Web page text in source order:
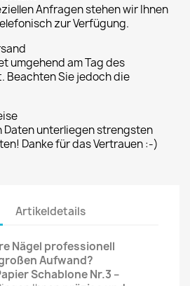
Anfragen stehen wir Ihnen
zur Verfügung.
umgehend am Tag des
Beachten Sie jedoch die
Daten unterliegen strengsten
Danke für das Vertrauen :-)
Artikeldetails
Nägel professionell
Aufwand?
Schablone Nr.3 –